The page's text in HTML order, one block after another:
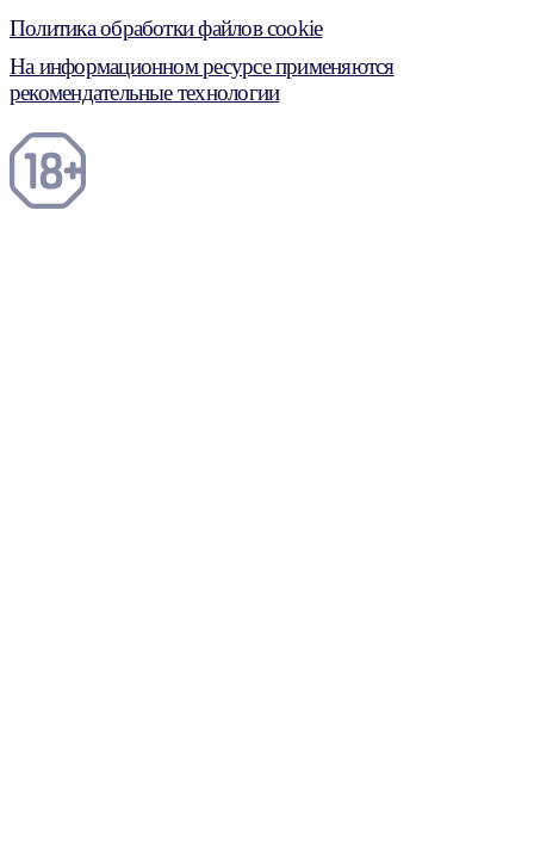
Политика обработки файлов cookie
На информационном ресурсе применяются
рекомендательные технологии